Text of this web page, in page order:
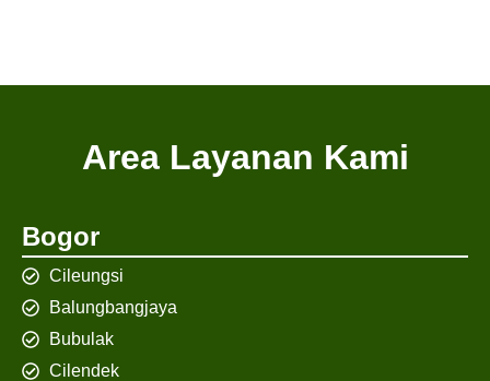
Area Layanan Kami
Bogor
Cileungsi
Balungbangjaya
Bubulak
Cilendek